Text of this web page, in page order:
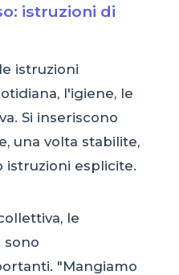
istruzioni di
istruzioni
l'igiene, le
Si inseriscono
una volta stabilite,
istruzioni esplicite.
le
sono
"Mangiamo